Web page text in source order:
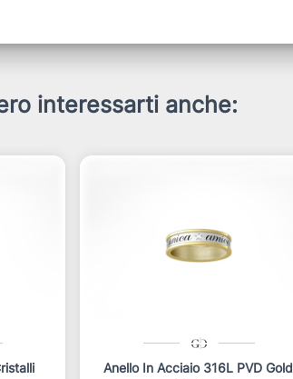
interessarti anche:
Anello In Acciaio 316L PVD Gold